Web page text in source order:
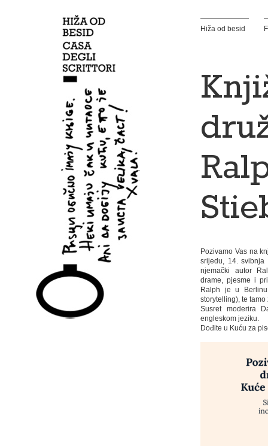
Hiža od besid
Pozivamo Vas na
srijedu, 14.
njemački autor
drame, pjesme i
Ralph je u
storytelling), te
Susret moderira
engleskom jeziku.
Dođite u Kuću za